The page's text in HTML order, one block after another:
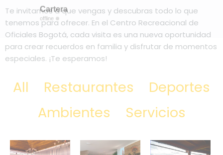
Te invitamos a que vengas y descubras todo lo que
tenemos para ofrecer. En el Centro Recreacional de
Oficiales Bogotá, cada visita es una nueva oportunidad
para crear recuerdos en familia y disfrutar de momentos
especiales. ¡Te esperamos!
All Restaurantes
Deportes
Ambientes
Servicios